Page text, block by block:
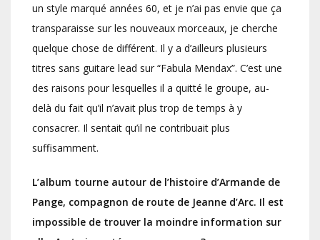
un style marqué années 60, et je n’ai pas envie que ça
transparaisse sur les nouveaux morceaux, je cherche
quelque chose de différent. Il y a d’ailleurs plusieurs
titres sans guitare lead sur “Fabula Mendax”. C’est une
des raisons pour lesquelles il a quitté le groupe, au-
delà du fait qu’il n’avait plus trop de temps à y
consacrer. Il sentait qu’il ne contribuait plus
suffisamment.
L’album tourne autour de l’histoire d’Armande de
Pange, compagnon de route de Jeanne d’Arc. Il est
impossible de trouver la moindre information sur